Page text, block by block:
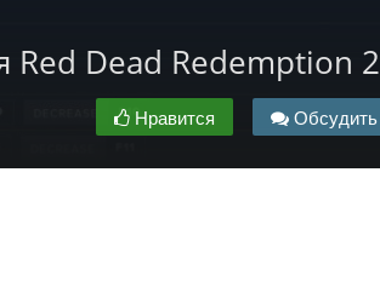
Dead Redemption 2
Нравится Обсудить